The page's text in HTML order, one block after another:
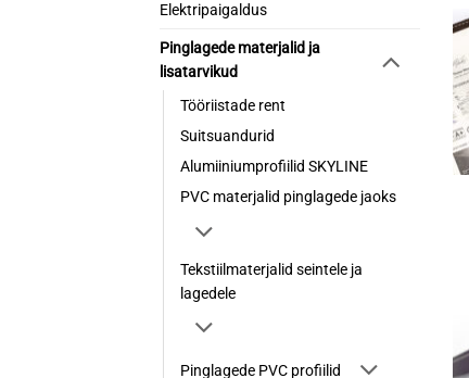
Elektripaigaldus
Pinglagede materjalid ja
lisatarvikud
Tööriistade rent
Suitsuandurid
Alumiiniumprofiilid SKYLINE
PVC materjalid pinglagede jaoks
Tekstiilmaterjalid seintele ja
lagedele
Pinglagede PVC profiilid